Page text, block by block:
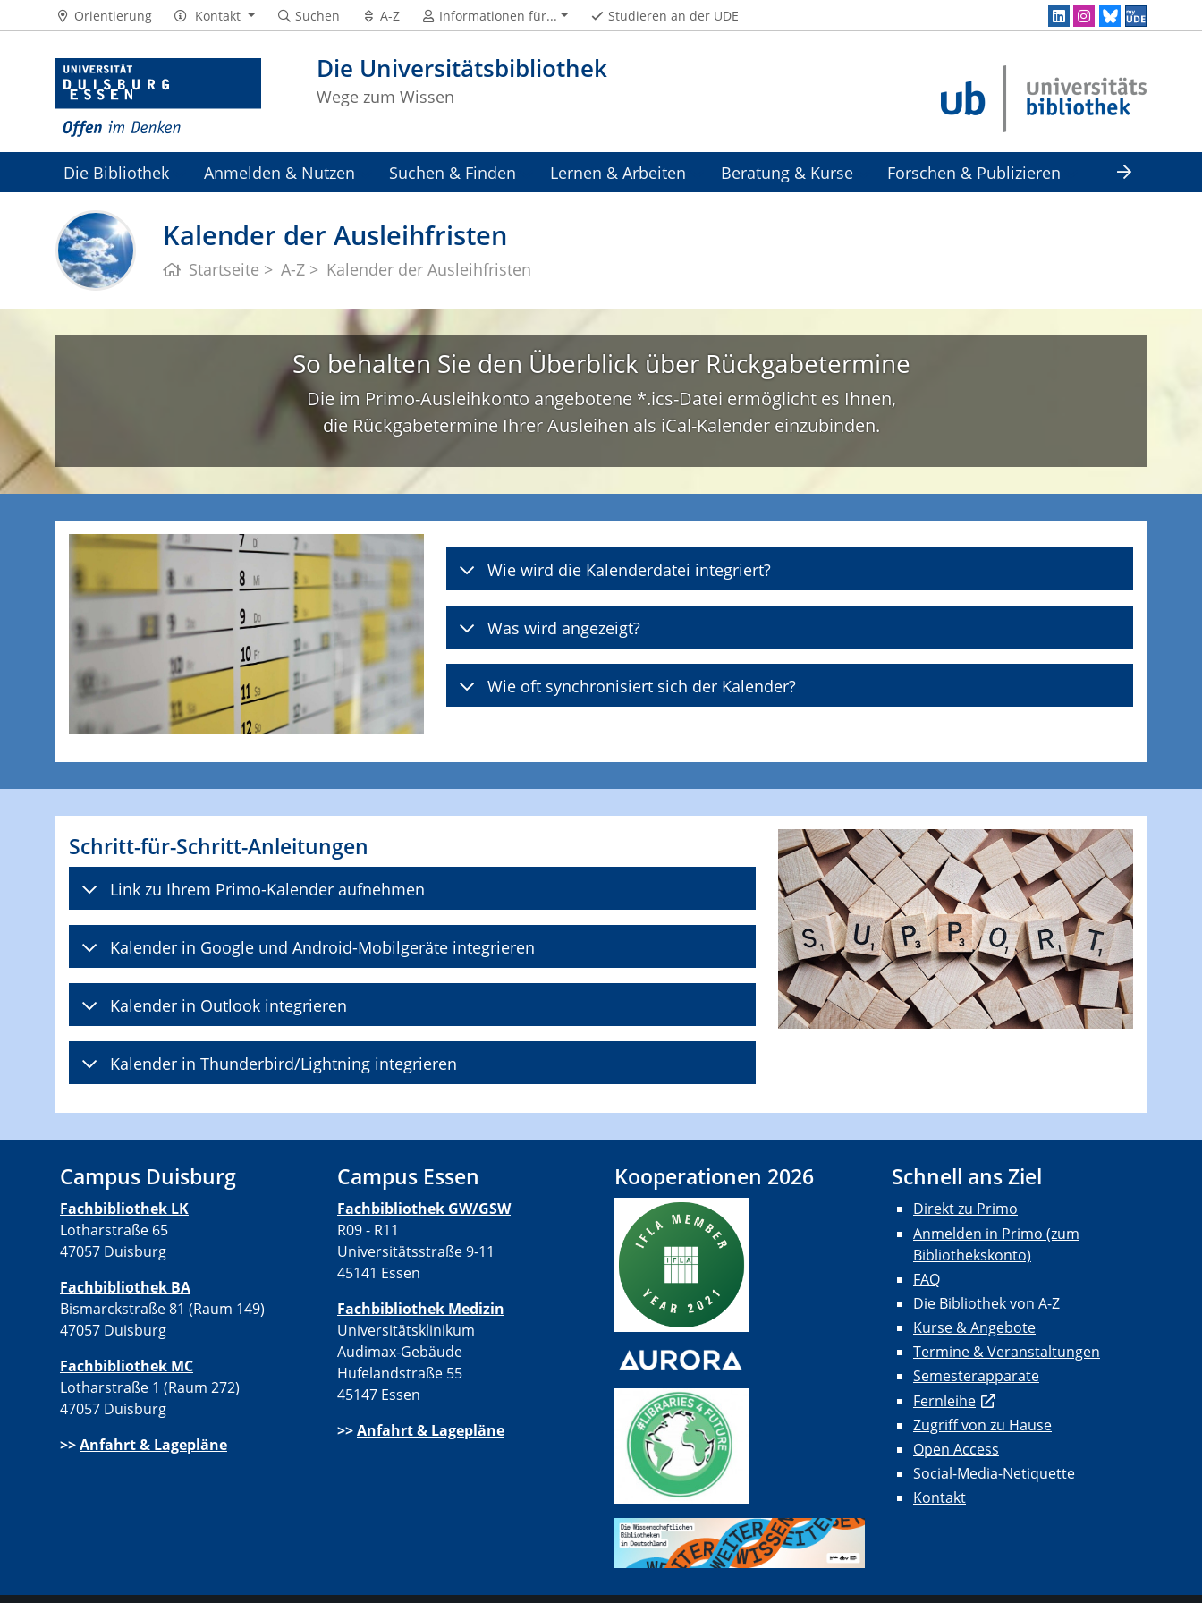
Die Universitätsbibliothek
Wege zum Wissen
Orientierung Kontakt Suchen A-Z Informationen für... Studieren an der UDE
Die Bibliothek Anmelden & Nutzen Suchen & Finden Lernen & Arbeiten Beratung & Kurse
Forschen & Publizieren
Universitätsarchiv
Kalender der Ausleihfristen
Startseite A-Z Kalender der Ausleihfristen
So behalten Sie den Überblick über Rückgabetermine
Die im Primo-Ausleihkonto angebotene *.ics-Datei ermöglicht es Ihnen,
die Rückgabetermine Ihrer Ausleihen als iCal-Kalender einzubinden.
Wie wird die Kalenderdatei integriert?
Was wird angezeigt?
Wie oft synchronisiert sich der Kalender?
Schritt-für-Schritt-Anleitungen
Link zu Ihrem Primo-Kalender aufnehmen
Kalender in Google und Android-Mobilgeräte integrieren
Kalender in Outlook integrieren
Kalender in Thunderbird/Lightning integrieren
Campus Duisburg
Fachbibliothek LK
Lotharstraße 65
47057 Duisburg
Fachbibliothek BA
Bismarckstraße 81 (Raum 149)
47057 Duisburg
Fachbibliothek MC
Lotharstraße 1 (Raum 272)
47057 Duisburg
>>Anfahrt & Lagepläne
Campus Essen
Fachbibliothek GW/GSW
R09 - R11
Universitätsstraße 9-11
45141 Essen
Fachbibliothek Medizin
Universitätsklinikum
Audimax-Gebäude
Hufelandstraße 55
45147 Essen
>>Anfahrt & Lagepläne
Kooperationen 2026 Schnell ans Ziel
Direkt zu Primo
Anmelden in Primo (zum
Bibliothekskonto)
FAQ
Die Bibliothek von A-Z
Kurse & Angebote
Termine & Veranstaltungen
Semesterapparate
Fernleihe
Zugriff von zu Hause
Open Access
Social-Media-Netiquette
Kontakt